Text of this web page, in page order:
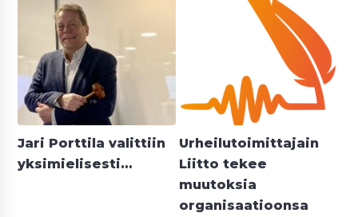
Jari Porttila valittiin
yksimielisesti…
Urheilutoimittajain
Liitto tekee
muutoksia
organisaatioonsa